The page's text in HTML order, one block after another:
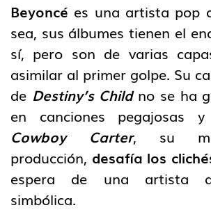
Beyoncé es una artista pop
sea, sus álbumes tienen el
sí, pero son de varias
asimilar al primer golpe. Su
de Destiny’s Childno se ha
en canciones pegajosas y
Cowboy Carter, su
producción, desafía los
espera de una artista
simbólica.